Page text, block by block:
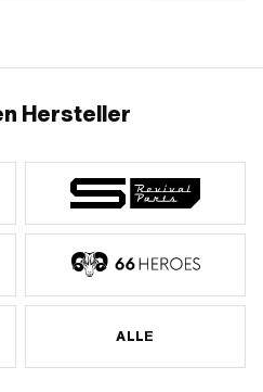
Hersteller
ALLE